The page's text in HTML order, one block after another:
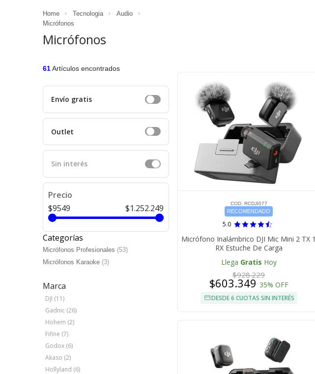
Home Tecnologia
Audio
Micrófonos
Micrófonos
61Artículos encontrados
Envío gratis
Outlet
Sin interés
Precio
$9549
$1.252.249
Categorías
Micrófonos Profesionales (53)
Micrófonos Karaoke (3)
Marca
DJI (11)
Gadnic (26)
Hohem (2)
Fifine (7)
Godox (6)
Akaso (2)
Hollyland (6)
COD. RCDJI077
RECOMENDADO
5.0
Micrófono Inalámbrico DJI Mic Mini 2 TX 1
RX Estuche De Carga
Llega Gratis Hoy
$928.229
$603.349 35% OFF
DESDE 6 CUOTAS SIN INTERÉS